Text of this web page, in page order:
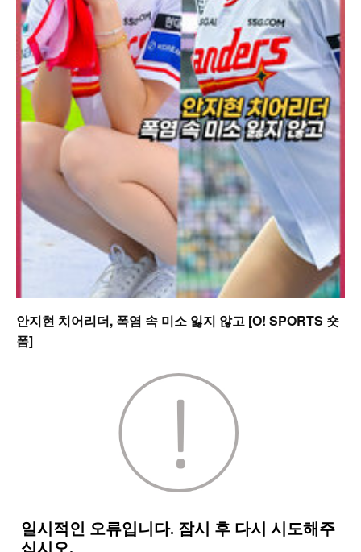
안지현 치어리더, 폭염 속 미소 잃지 않고 [O! SPORTS 숏
폼]